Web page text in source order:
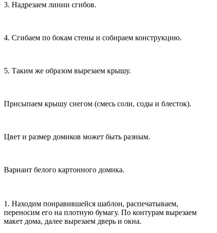
3. Надрезаем линии сгибов.
4. Сгибаем по бокам стены и собираем конструкцию.
5. Таким же образом вырезаем крышу.
Присыпаем крышу снегом (смесь соли, соды и блесток).
Цвет и размер домиков может быть разным.
Вариант белого картонного домика.
1. Находим понравившейся шаблон, распечатываем,
переносим его на плотную бумагу. По контурам вырезаем
макет дома, далее вырезаем дверь и окна.